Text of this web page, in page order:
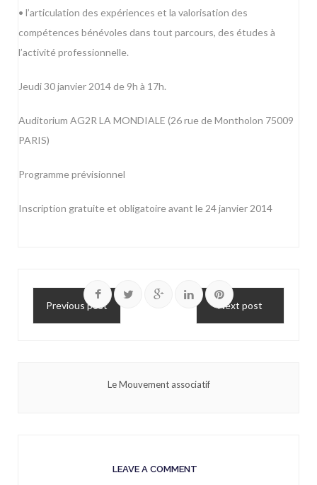
• l’articulation des expériences et la valorisation des
compétences bénévoles dans tout parcours, des études à
l’activité professionnelle.
Jeudi 30 janvier 2014 de 9h à 17h.
Auditorium AG2R LA MONDIALE (26 rue de Montholon 75009
PARIS)
Programme prévisionnel
Inscription gratuite et obligatoire avant le 24 janvier 2014
Previous post Next post
Le Mouvement associatif
LEAVE A COMMENT